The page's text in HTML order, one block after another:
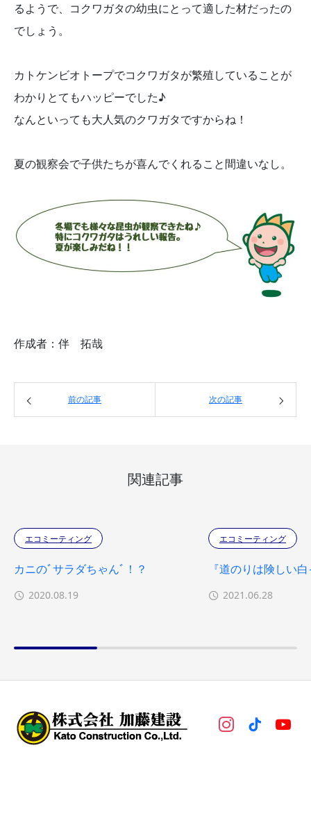
るようで、コクワガタの幼虫にとって適した材だったの
でしょう。
カトケンビオトープでコクワガタが繁殖していることが
わかりとてもハッピーでした♪
なんといっても大人気のクワガタですからね！
夏の観察会で子供たちが喜んでくれること間違いなし。
作成者：伴 拓哉
前の記事 次の記事
関連記事
エコミーティング
カニのﾞサラダちゃんﾞ！？
2020.08.19
エコミーティング
『道のりは険しい
2021.06.28